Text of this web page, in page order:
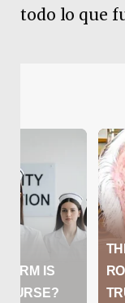
todo lo que